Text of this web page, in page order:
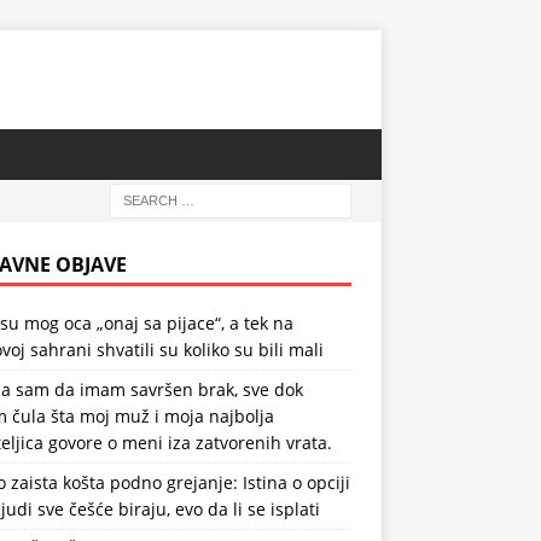
OBJAVE
mog oca „onaj sa pijace“, a tek na
sahrani shvatili su koliko su bili mali
sam da imam savršen brak, sve dok
čula šta moj muž i moja najbolja
govore o meni iza zatvorenih vrata.
zaista košta podno grejanje: Istina o opciji
sve češće biraju, evo da li se isplati